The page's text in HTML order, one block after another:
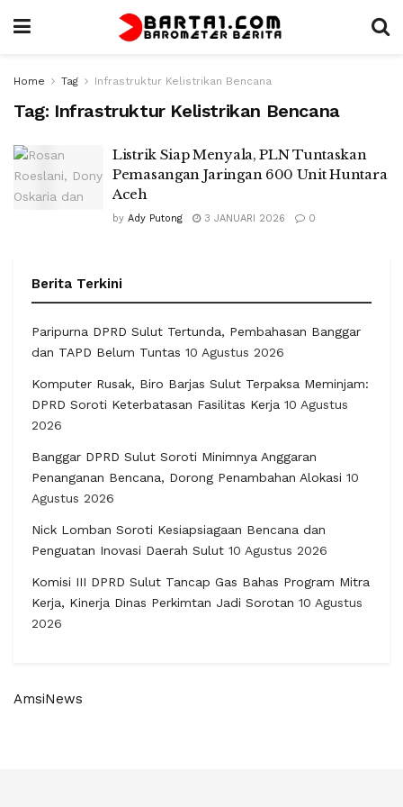
Home Tag Infrastruktur Kelistrikan Bencana
Tag: Infrastruktur Kelistrikan Bencana
Listrik Siap Menyala, PLN Tuntaskan
Pemasangan Jaringan 600 Unit Huntara
Aceh
by Ady Putong 3 JANUARI 2026 0
Berita Terkini
Paripurna DPRD Sulut Tertunda, Pembahasan Banggar
dan TAPD Belum Tuntas 10 Agustus 2026
Komputer Rusak, Biro Barjas Sulut Terpaksa Meminjam:
DPRD Soroti Keterbatasan Fasilitas Kerja 10 Agustus
2026
Banggar DPRD Sulut Soroti Minimnya Anggaran
Penanganan Bencana, Dorong Penambahan Alokasi 10
Agustus 2026
Nick Lomban Soroti Kesiapsiagaan Bencana dan
Penguatan Inovasi Daerah Sulut 10 Agustus 2026
Komisi III DPRD Sulut Tancap Gas Bahas Program Mitra
Kerja, Kinerja Dinas Perkimtan Jadi Sorotan 10 Agustus
2026
AmsiNews